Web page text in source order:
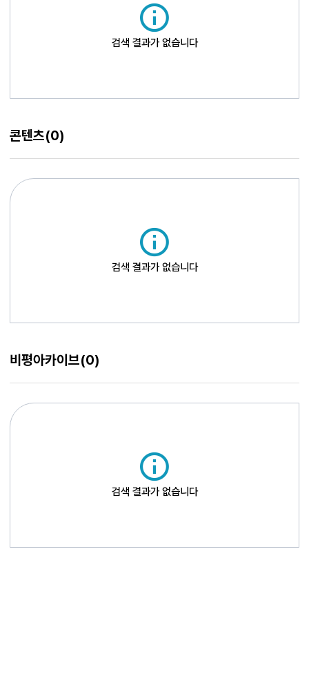
검색 결과가 없습니다
콘텐츠(0)
검색 결과가 없습니다
비평아카이브(0)
검색 결과가 없습니다